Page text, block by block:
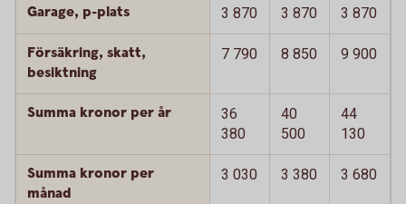
Garage, p-plats 3 870 3 870 3 870
Försäkring, skatt,
besiktning
7 790 8 850 9 900
Summa kronor per år
36
380
40
500
44
130
Summa kronor per
månad
3 030 3 380 3 680